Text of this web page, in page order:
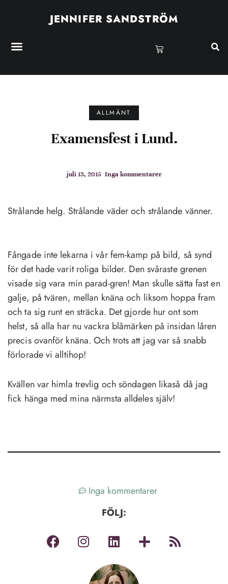
JENNIFER SANDSTRÖM
ALLMÄNT
Examensfest i Lund.
juli 13, 2015 Inga kommentarer
Strålande helg. Strålande väder och strålande vänner.
Fångade inte lekarna i vår fem-kamp på bild, så synd
för det hade varit roliga bilder. Den svåraste grenen
visade sig vara min parad-gren! Man skulle sätta fast en
galje, på tvären, mellan knäna och liksom hoppa fram
och ta sig runt en sträcka. Det gjorde hur ont som
helst, så alla har nu vackra blåmärken på insidan låren
precis ovanför knäna. Och trots att jag var så snabb
förlorade vi alltihop!
Kvällen var himla trevlig och söndagen likaså då jag
fick hänga med mina närmsta alldeles själv!
Inga kommentarer
FÖLJ: